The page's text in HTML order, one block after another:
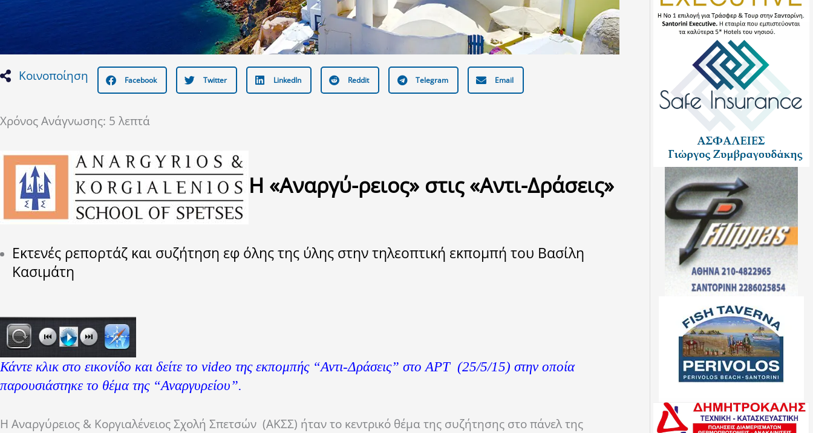
Κοινοποίηση Facebook Twitter LinkedIn Reddit Telegram Email
Χρόνος Ανάγνωσης: 5 λεπτά
H «Αναργύ-ρειος» στις «Αντι-Δράσεις»
Εκτενές ρεπορτάζ και συζήτηση εφ όλης της ύλης στην τηλεοπτική εκπομπή του Βασίλη
Κασιμάτη
Κάντε κλικ στο εικονίδο και δείτε το video της εκπομπής “Αντι-Δράσεις” στο ΑΡΤ (25/5/15) στην οποία
παρουσιάστηκε το θέμα της “Αναργυρείου”.
Η Αναργύρειος & Κοργιαλένειος Σχολή Σπετσών (ΑΚΣΣ) ήταν το κεντρικό θέμα της συζήτησης στο πάνελ της